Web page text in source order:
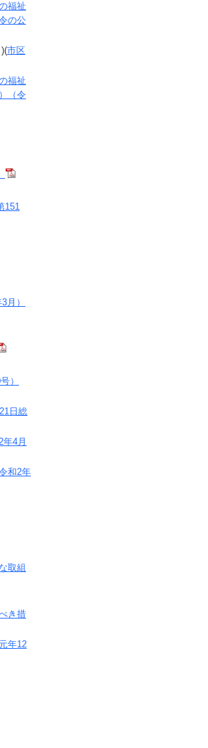
福祉
の公
)(市区
福祉
（令
151
月）
）
日総
4月
和2年
取組
き措
年12